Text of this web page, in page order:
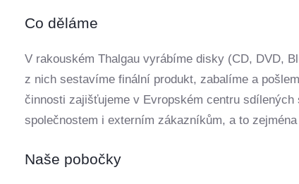
Co děláme
V rakouském Thalgau vyrábíme disky (CD, DVD,
z nich sestavíme finální produkt, zabalíme a
činnosti zajišťujeme v Evropském centru
společnostem i externím zákazníkům, a to
Naše pobočky